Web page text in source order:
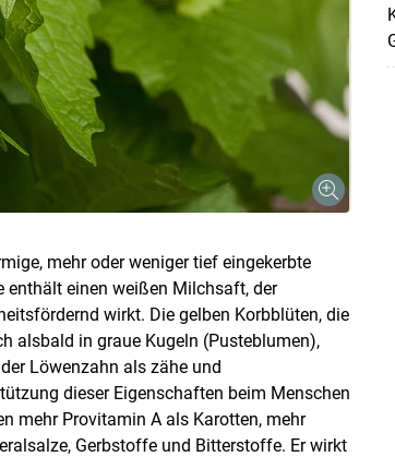
Skip to main content
mehr oder weniger tief eingekerbte
enthält einen weißen Milchsaft, der
wirkt. Die gelben Korbblüten, die
alsbald in graue Kugeln (Pusteblumen),
Löwenzahn als zähe und
dieser Eigenschaften beim Menschen
mehr Provitamin A als Karotten, mehr
Gerbstoffe und Bitterstoffe. Er wirkt